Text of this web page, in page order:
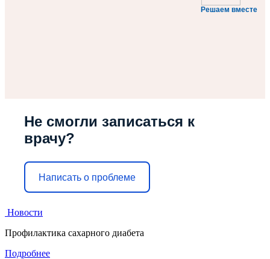
Решаем вместе
Не смогли записаться к
врачу?
Написать о проблеме
Новости
Профилактика сахарного диабета
Подробнее